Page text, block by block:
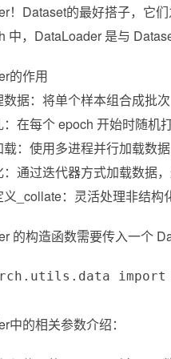
！Dataset的最好搭子，它
中，DataLoader 是与
的作用
数据：将单个样本组合成批
在每个 epoch 开始时随机
：使用多进程并行加载数
通过迭代器方式加载数据
_collate：灵活处理非结
的构造函数需要传入一个
import
中的相关参数介绍：